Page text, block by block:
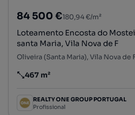
84 500 €180,94 €/m²
Loteamento Encosta do
santa Maria, Vila Nova de F
Oliveira (Santa Maria), Vila Nova de
Preço por metro quadrado
467 m²
REALTY ONE GROUP PORTUGAL
Profissional